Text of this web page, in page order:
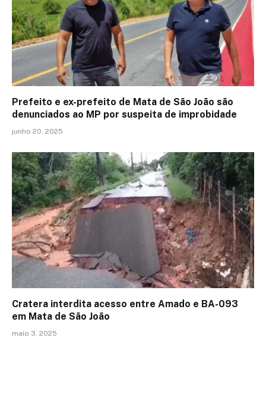
Prefeito e ex-prefeito de Mata de São João são
denunciados ao MP por suspeita de improbidade
junho 20, 2025
Cratera interdita acesso entre Amado e BA-093
em Mata de São João
maio 3, 2025